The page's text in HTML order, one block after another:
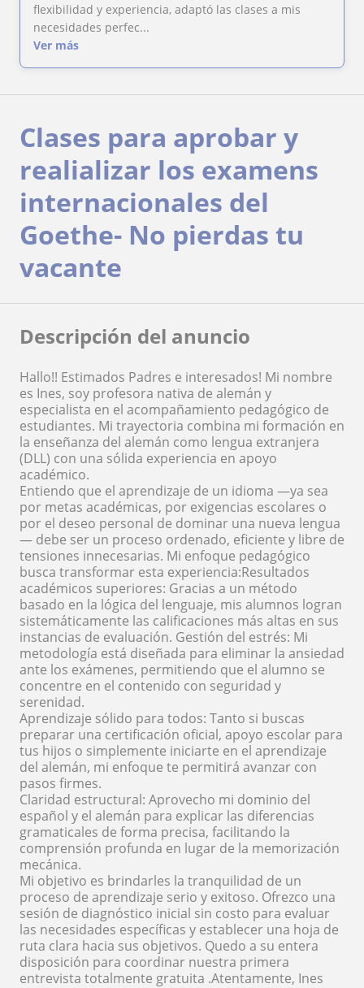
flexibilidad y experiencia, adaptó las clases a mis
necesidades perfec...
Ver más
Clases para aprobar y
realializar los examens
internacionales del
Goethe- No pierdas tu
vacante
Descripción del anuncio
Hallo!! Estimados Padres e interesados! Mi nombre
es Ines, soy profesora nativa de alemán y
especialista en el acompañamiento pedagógico de
estudiantes. Mi trayectoria combina mi formación en
la enseñanza del alemán como lengua extranjera
(DLL) con una sólida experiencia en apoyo
académico.
Entiendo que el aprendizaje de un idioma —ya sea
por metas académicas, por exigencias escolares o
por el deseo personal de dominar una nueva lengua
— debe ser un proceso ordenado, eficiente y libre de
tensiones innecesarias. Mi enfoque pedagógico
busca transformar esta experiencia:Resultados
académicos superiores: Gracias a un método
basado en la lógica del lenguaje, mis alumnos logran
sistemáticamente las calificaciones más altas en sus
instancias de evaluación. Gestión del estrés: Mi
metodología está diseñada para eliminar la ansiedad
ante los exámenes, permitiendo que el alumno se
concentre en el contenido con seguridad y
serenidad.
Aprendizaje sólido para todos: Tanto si buscas
preparar una certificación oficial, apoyo escolar para
tus hijos o simplemente iniciarte en el aprendizaje
del alemán, mi enfoque te permitirá avanzar con
pasos firmes.
Claridad estructural: Aprovecho mi dominio del
español y el alemán para explicar las diferencias
gramaticales de forma precisa, facilitando la
comprensión profunda en lugar de la memorización
mecánica.
Mi objetivo es brindarles la tranquilidad de un
proceso de aprendizaje serio y exitoso. Ofrezco una
sesión de diagnóstico inicial sin costo para evaluar
las necesidades específicas y establecer una hoja de
ruta clara hacia sus objetivos. Quedo a su entera
disposición para coordinar nuestra primera
entrevista totalmente gratuita .Atentamente, Ines